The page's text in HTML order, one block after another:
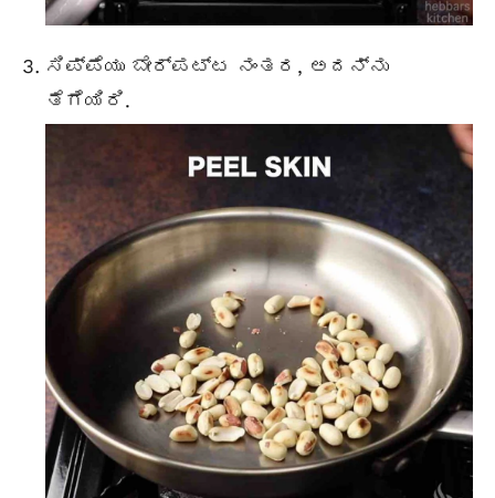
ಸಿಪ್ಪೆಯು ಬೇರ್ಪಟ್ಟ ನಂತರ, ಅದನ್ನು
ತೆಗೆಯಿರಿ.